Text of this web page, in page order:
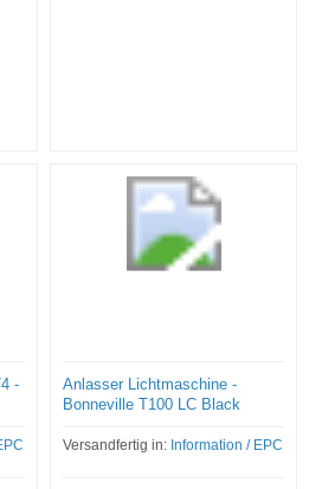
-
Anlasser Lichtmaschine -
Bonneville T100 LC Black
Versandfertig in: Information / EPC